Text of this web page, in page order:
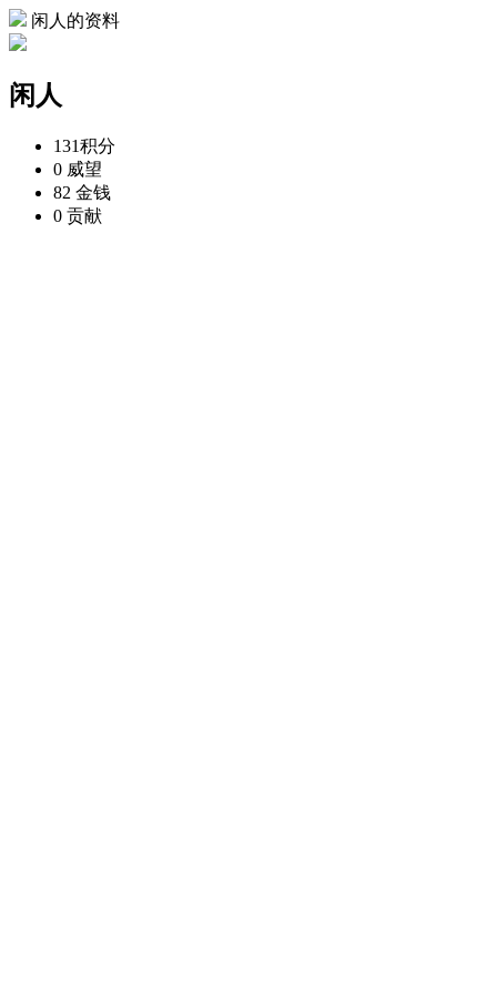
闲人的资料
闲人
131积分
0 威望
82 金钱
0 贡献